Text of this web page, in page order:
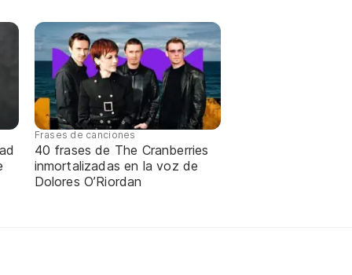
Frases de canciones
40 frases de The Cranberries
inmortalizadas en la voz de
Dolores O’Riordan